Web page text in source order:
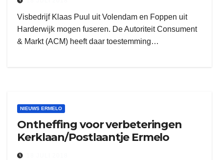
Visbedrijf Klaas Puul uit Volendam en Foppen uit
Harderwijk mogen fuseren. De Autoriteit Consument
& Markt (ACM) heeft daar toestemming…
NIEUWS ERMELO
Ontheffing voor verbeteringen
Kerklaan/Postlaantje Ermelo